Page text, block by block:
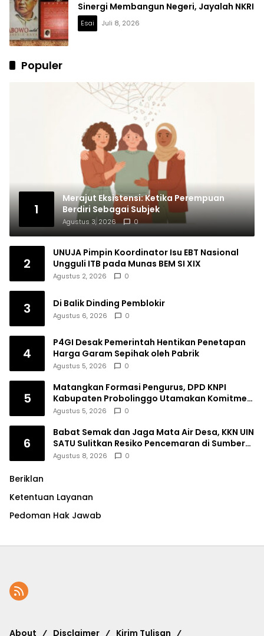
Sinergi Membangun Negeri, Jayalah NKRI
Esai Juli 8, 2026
Populer
1
Merajut Eksistensi: Ketika Perempuan
Berdiri Sebagai Subjek
Agustus 3, 2026 0
2
UNUJA Pimpin Koordinator Isu EBT Nasional
Ungguli ITB pada Munas BEM SI XIX
Agustus 2, 2026 0
3 Di Balik Dinding Pemblokir
Agustus 6, 2026 0
4
P4GI Desak Pemerintah Hentikan Penetapan
Harga Garam Sepihak oleh Pabrik
Agustus 5, 2026 0
5
Matangkan Formasi Pengurus, DPD KNPI
Kabupaten Probolinggo Utamakan Komitmen
dan Kinerja
Agustus 5, 2026 0
6
Babat Semak dan Jaga Mata Air Desa, KKN UIN
SATU Sulitkan Resiko Pencemaran di Sumber
Ngumbul
Agustus 8, 2026 0
Beriklan
Ketentuan Layanan
Pedoman Hak Jawab
About Disclaimer Kirim Tulisan